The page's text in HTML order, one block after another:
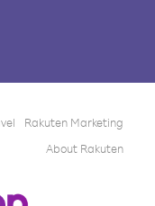
Rakuten Marketing
About Rakuten